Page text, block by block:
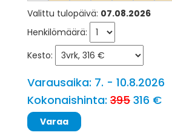
Valittu tulopäivä: 07.08.2026
Henkilömäärä:
Kesto:
Varausaika: 7. - 10.8.2026
Kokonaishinta: 395 316 €